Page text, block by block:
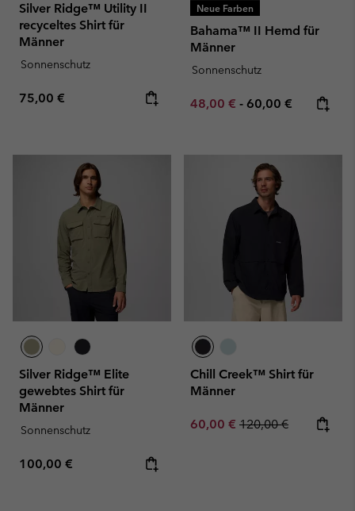
Silver Ridge™ Utility II
recyceltes Shirt für
Männer
Sonnenschutz
Regular price:
75,00 €
Neue Farben
Bahama™ II Hemd für
Männer
Sonnenschutz
Minimum sale price:
48,00 € - Maximum price:
60,00 €
Silver Ridge™ Elite
gewebtes Shirt für
Männer
Sonnenschutz
Regular price:
100,00 €
Chill Creek™ Shirt für
Männer
Sale price:
60,00 € Regular price:
120,00 €